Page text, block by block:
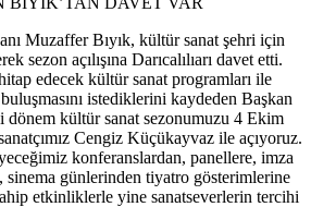
Muzaffer Bıyık, kültür sanat şehri için
sezon açılışına Darıcalılıarı davet etti.
edecek kültür sanat programları ile
istediklerini kaydeden Başkan
dönem kültür sanat sezonumuzu 4 Ekim
Cengiz Küçükayvaz ile açıyoruz.
konferanslardan, panellere, imza
sinema günlerinden tiyatro gösterimlerine
etkinliklerle yine sanatseverlerin tercihi